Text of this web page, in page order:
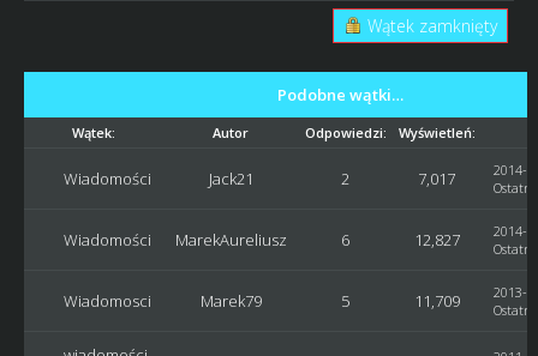
Wątek zamknięty
Podobne wątki…
Wątek: Autor Odpowiedzi: Wyświetleń:
Wiadomości Jack21 2 7,017
2014-
Ostatni
Wiadomości MarekAureliusz 6 12,827
2014-
Ostatni
Wiadomosci Marek79 5 11,709
2013-
Ostatni